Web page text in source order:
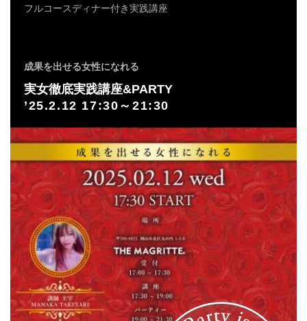
フルコースディナー付き実践講座
成果を出せる女性になれる
実女徹底実践講座&PARTY
’25.2.12 17:30～21:30